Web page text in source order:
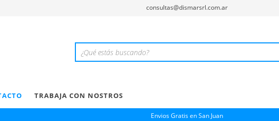
consultas@dismarsrl.com.ar
TRABAJA CON NOSTROS
Envios Gratis en San Juan